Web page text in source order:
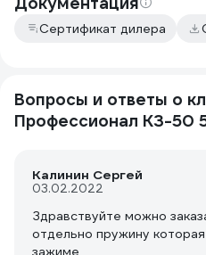
Сертификат дилера
Вопросы и ответы о
Профессионал КЗ-50
Калинин Сергей
03.02.2022
Здравствуйте можно
отдельно пружину
зажиме